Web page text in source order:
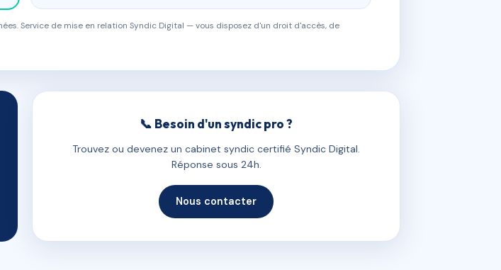
Service de mise en relation Syndic Digital — vous disposez d'un droit d'accès, de
📞 Besoin d'un syndic pro ?
Trouvez ou devenez un cabinet syndic certifié Syndic Digital.
Réponse sous 24h.
Nous contacter